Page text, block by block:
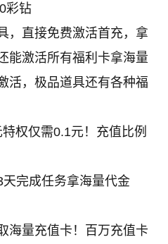
彩钻
，直接免费激活首充，拿
能激活所有福利卡拿海量
活，极品道具还有各种福
权仅需0.1元！充值比例
完成任务拿海量代金
海量充值卡！百万充值卡